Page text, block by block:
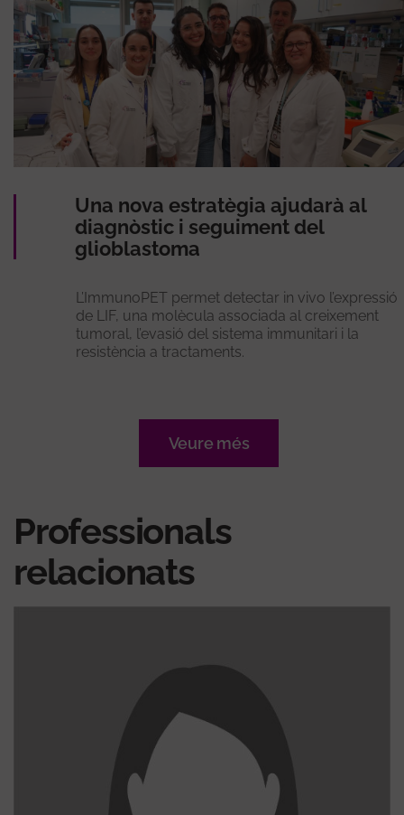
Una nova estratègia ajudarà al
diagnòstic i seguiment del
glioblastoma
L’ImmunoPET permet detectar in vivo l’expressió
de LIF, una molècula associada al creixement
tumoral, l’evasió del sistema immunitari i la
resistència a tractaments.
Veure més
Professionals
relacionats